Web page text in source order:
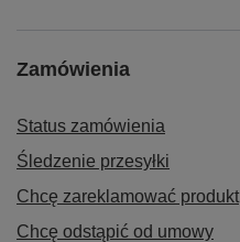
Zamówienia
Status zamówienia
Śledzenie przesyłki
Chcę zareklamować produkt
Chcę odstąpić od umowy